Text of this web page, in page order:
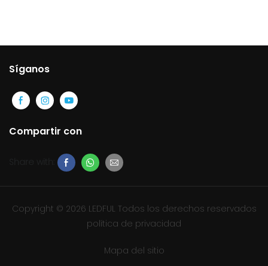
Síganos
Compartir con
Copyright © 2026 LEDFUL Todos los derechos reservados
política de privacidad
Mapa del sitio